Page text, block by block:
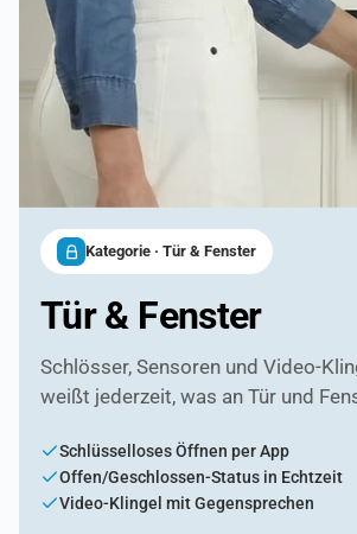
Kategorie · Tür & Fenster
Tür & Fenster
Schlösser, Sensoren und Video-
weißt jederzeit, was an Tür und
Schlüsselloses Öffnen per App
Offen/Geschlossen-Status in Echtzeit
Video-Klingel mit Gegensprechen